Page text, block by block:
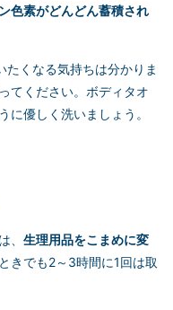
色素がどんどん蓄積され
たくなる気持ちは分かりま
てください。ボディタオ
に優しく洗いましょう。
、 生理用品をこまめに変
きでも2～3時間に1回は取